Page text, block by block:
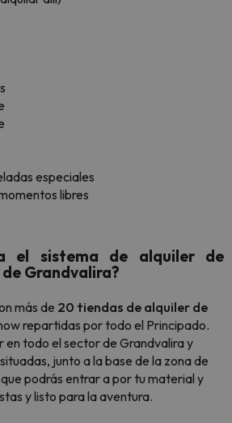
especiales
libres
el sistema de alquiler de
Grandvalira?
más de 20 tiendas de alquiler de
repartidas por todo el Principado.
en todo el sector de Grandvalira y
junto a la base de la zona de
podrás entrar a por tu material y
y listo para la aventura.